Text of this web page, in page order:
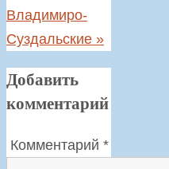
Владимиро-
Суздальские »
Добавить
комментарий
Комментарий *